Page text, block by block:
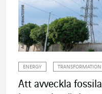
ENERGY TRANSFORMATION
Att avveckla